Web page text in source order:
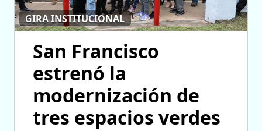
GIRA INSTITUCIONAL
San Francisco
estrenó la
modernización de
tres espacios verdes